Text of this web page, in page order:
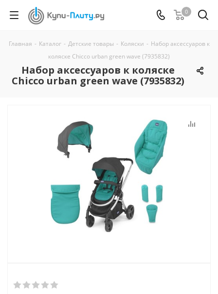
0
Главная - Каталог - Детские товары - Коляски - Набор аксессуаров к
коляске Chicco urban green wave (7935832)
Набор аксессуаров к коляске
Chicco urban green wave (7935832)